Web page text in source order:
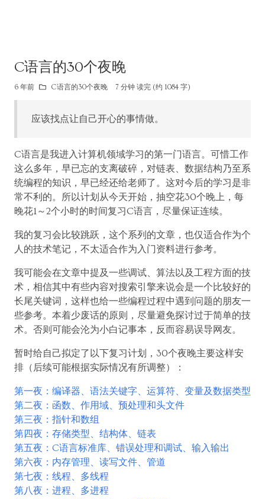
C语言的30个夜晚
6 年前 C语言的30个夜晚 7 分钟 读完 (约 1084 字)
应该找点让自己开心的事情做。
C语言是我进入计算机领域学习的第一门语言。可惜工作
这么多年，早已忘的支离破碎，对链表、数据结构乃至系
统编程的知识，早已经还给老师了。这对今后的学习是非
常不利的。所以计划从今天开始，抽空花30个晚上，每
晚花1～2个小时的时间复习C语言，尽量保证连续。
我的复习会比较跳跃，这个系列的文章，也仅适合作为个
人的技术笔记，不太适合作为入门资料进行参考。
我可能会在文章中提及一些调试、算法以及工程方面的技
术，相信其中有些内容对搜索引擎来说会是一个比较好的
长尾关键词，这样也给一些编程过程中遇到问题的朋友一
些参考。本着少废话的原则，尽量避免探讨过于简单的技
术。否则可能会沦为小白记事本，反而容易误导网友。
暂时给自己拟定了以下复习计划，30个夜晚主要这样安
排（后续可能根据实际情况有所调整）：
第一夜：编译器、语法关键字、运算符、变量及数据类型
第二夜：函数、作用域、预处理和头文件
第三夜：指针和数组
第四夜：存储类型、结构体、链表
第五夜：C语言标准库、错误处理和调试、输入输出
第六夜：内存管理、读写文件、管道
第七夜：线程、多线程
第八夜：进程、多进程